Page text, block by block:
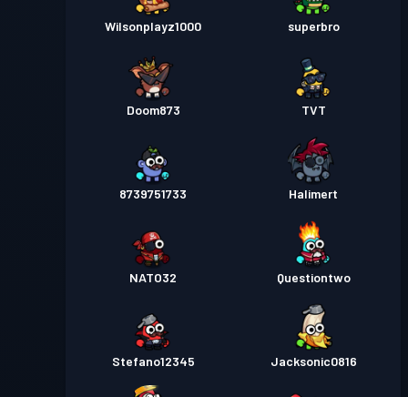
Wilsonplayz1000 superbro
Doom873 TVT
8739751733 Halimert
NATO32 Questiontwo
Stefano12345 Jacksonic0816